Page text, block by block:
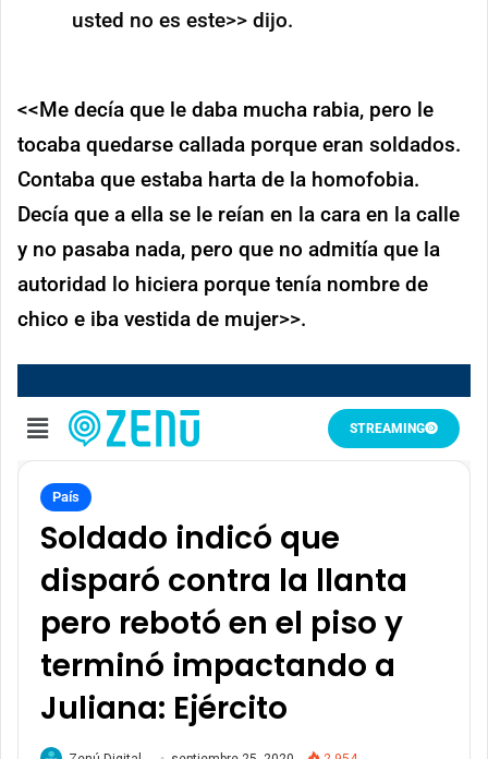
usted no es este>> dijo.
<<Me decía que le daba mucha rabia, pero le
tocaba quedarse callada porque eran soldados.
Contaba que estaba harta de la homofobia.
Decía que a ella se le reían en la cara en la calle
y no pasaba nada, pero que no admitía que la
autoridad lo hiciera porque tenía nombre de
chico e iba vestida de mujer>>.